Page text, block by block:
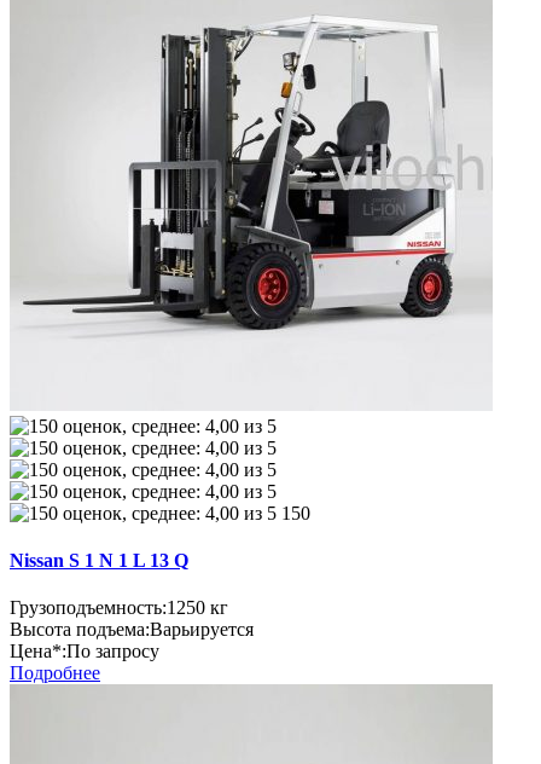
150
Nissan S 1 N 1 L 13 Q
Грузоподъемность:1250 кг
Высота подъема:Варьируется
Цена*:По запросу
Подробнее